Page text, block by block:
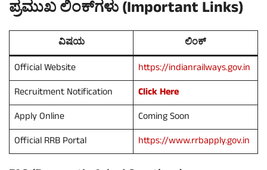
ಪ್ರಮುಖ ಲಿಂಕ್‌ಗಳು (Important Links)
ವಿಷಯ
ಲಿಂಕ್
Official Website
https://indianrailways.gov.in
Recruitment Notification
Click Here
Apply Online
Coming Soon
Official RRB Portal
https://www.rrbapply.gov.in